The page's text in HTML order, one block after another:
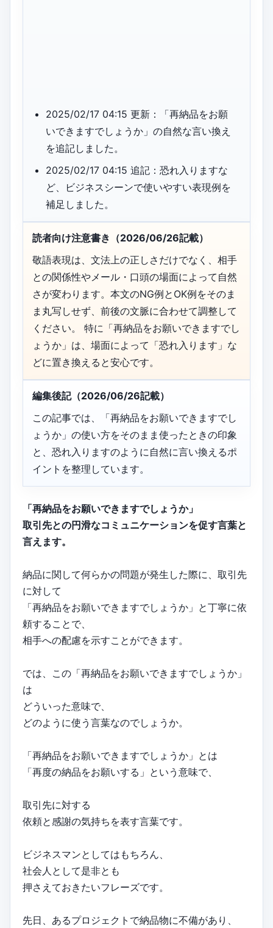
2025/02/17 04:15 更新：「再納品をお願
いできますでしょうか」の自然な言い換え
を追記しました。
2025/02/17 04:15 追記：恐れ入りますな
ど、ビジネスシーンで使いやすい表現例を
補足しました。
読者向け注意書き（2026/06/26記載）
敬語表現は、文法上の正しさだけでなく、相手
との関係性やメール・口頭の場面によって自然
さが変わります。本文のNG例とOK例をそのま
ま丸写しせず、前後の文脈に合わせて調整して
ください。 特に「再納品をお願いできますでし
ょうか」は、場面によって「恐れ入ります」な
どに置き換えると安心です。
編集後記（2026/06/26記載）
この記事では、「再納品をお願いできますでし
ょうか」の使い方をそのまま使ったときの印象
と、恐れ入りますのように自然に言い換えるポ
イントを整理しています。
「再納品をお願いできますでしょうか」
取引先との円滑なコミュニケーションを促す言葉と
言えます。
納品に関して何らかの問題が発生した際に、取引先
に対して
「再納品をお願いできますでしょうか」と丁寧に依
頼することで、
相手への配慮を示すことができます。
では、この「再納品をお願いできますでしょうか」
は
どういった意味で、
どのように使う言葉なのでしょうか。
「再納品をお願いできますでしょうか」とは
「再度の納品をお願いする」という意味で、
取引先に対する
依頼と感謝の気持ちを表す言葉です。
ビジネスマンとしてはもちろん、
社会人として是非とも
押さえておきたいフレーズです。
先日、あるプロジェクトで納品物に不備があり、